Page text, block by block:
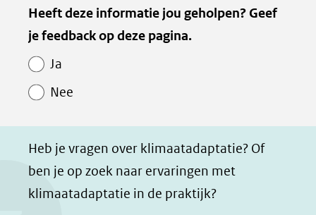
l
e
a
b
l
e
i
l
e
h
t
z
e
n
d
Kopie
van
Paginawaardering
Heeft deze informatie jou geholpen? Geef
je feedback op deze pagina.
Ja
Nee
Heb je vragen over klimaatadaptatie? Of
ben je op zoek naar ervaringen met
klimaatadaptatie in de praktijk?